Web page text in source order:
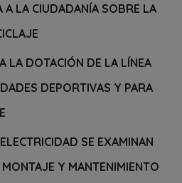
A LA CIUDADANÍA SOBRE LA
LA DOTACIÓN DE LA LÍNEA
DEPORTIVAS Y PARA
SE EXAMINAN
Y MANTENIMIENTO